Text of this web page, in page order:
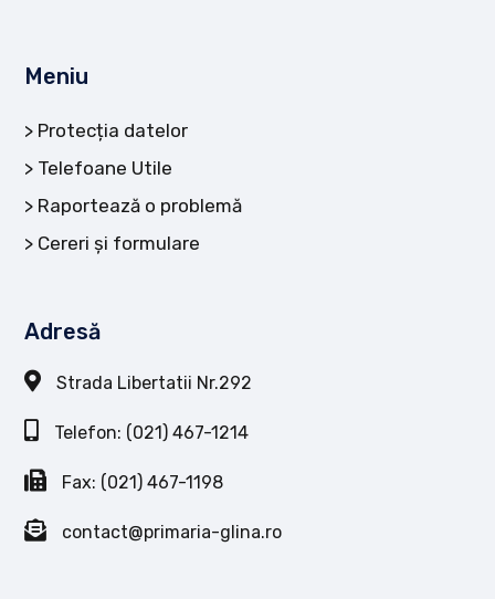
Meniu
Protecția datelor
Telefoane Utile
Raportează o problemă
Cereri și formulare
Adresă
Strada Libertatii Nr.292
Telefon: (021) 467-1214
Fax: (021) 467-1198
contact@primaria-glina.ro